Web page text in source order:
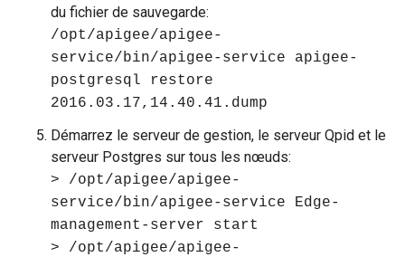
du fichier de sauvegarde:
/opt/apigee/apigee-
service/bin/apigee-service apigee-
postgresql restore
2016.03.17,14.40.41.dump
Démarrez le serveur de gestion, le serveur Qpid et le
serveur Postgres sur tous les nœuds:
> /opt/apigee/apigee-
service/bin/apigee-service Edge-
management-server start
> /opt/apigee/apigee-